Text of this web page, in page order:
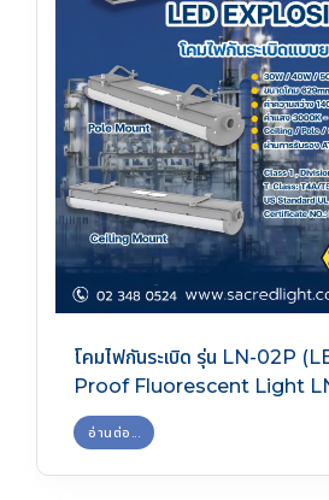
โคมไฟกันระเบิด รุ่น LN-02P
อ่านต่อ...